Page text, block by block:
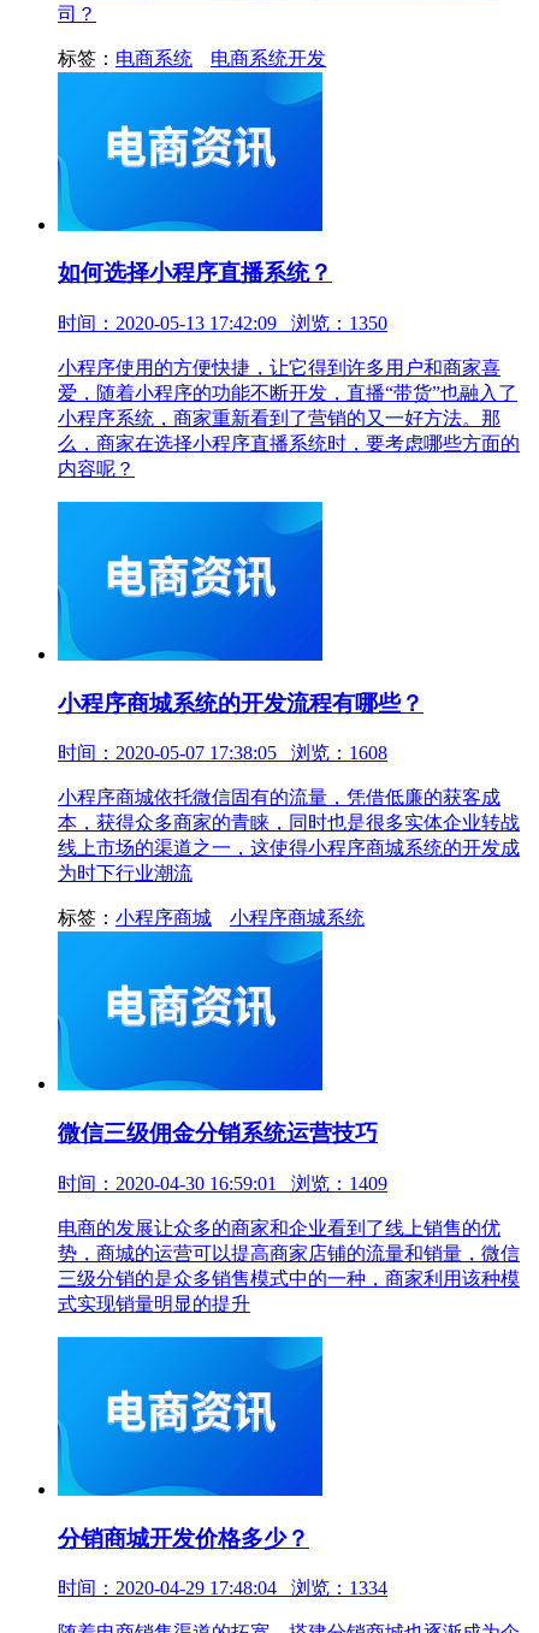
司？
标签： 电商系统 电商系统开发
如何选择小程序直播系统？
时间：2020-05-13 17:42:09 浏览：1350
小程序使用的方便快捷，让它得到许多用户和商家喜
爱，随着小程序的功能不断开发，直播“带货”也融入了
小程序系统，商家重新看到了营销的又一好方法。那
么，商家在选择小程序直播系统时，要考虑哪些方面的
内容呢？
小程序商城系统的开发流程有哪些？
时间：2020-05-07 17:38:05 浏览：1608
小程序商城依托微信固有的流量，凭借低廉的获客成
本，获得众多商家的青睐，同时也是很多实体企业转战
线上市场的渠道之一，这使得小程序商城系统的开发成
为时下行业潮流
标签： 小程序商城 小程序商城系统
微信三级佣金分销系统运营技巧
时间：2020-04-30 16:59:01 浏览：1409
电商的发展让众多的商家和企业看到了线上销售的优
势，商城的运营可以提高商家店铺的流量和销量，微信
三级分销的是众多销售模式中的一种，商家利用该种模
式实现销量明显的提升
分销商城开发价格多少？
时间：2020-04-29 17:48:04 浏览：1334